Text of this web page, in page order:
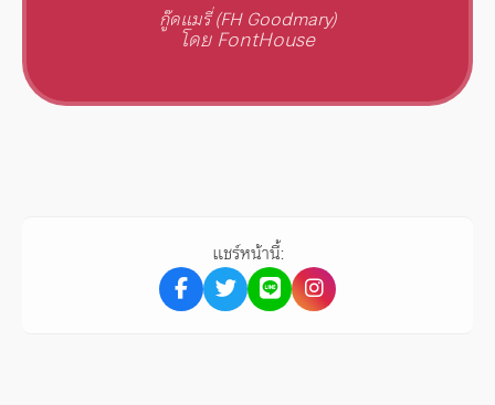
กู๊ดแมรี่ (FH Goodmary)
โดย FontHouse
แชร์หน้านี้: